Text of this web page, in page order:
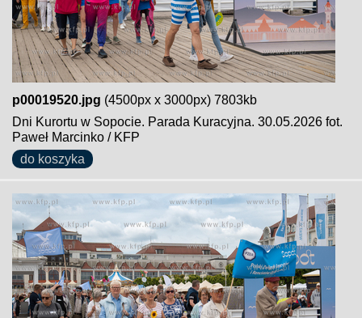
p00019520.jpg (4500px x 3000px) 7803kb
Dni Kurortu w Sopocie. Parada Kuracyjna. 30.05.2026 fot.
Paweł Marcinko / KFP
do koszyka